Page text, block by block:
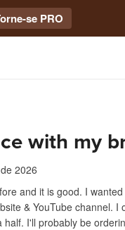
se PRO
with my
2026
and it is good. I
& YouTube channel.
I'll probably be